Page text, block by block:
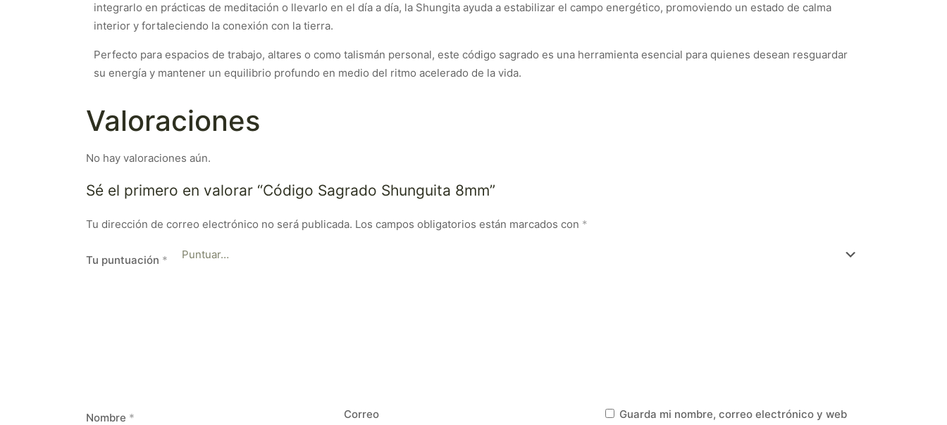
integrarlo en prácticas de meditación o llevarlo en el día a día, la Shungita ayuda a estabilizar el campo energético, promoviendo un estado de calma
interior y fortaleciendo la conexión con la tierra.
Perfecto para espacios de trabajo, altares o como talismán personal, este código sagrado es una herramienta esencial para quienes desean resguardar
su energía y mantener un equilibrio profundo en medio del ritmo acelerado de la vida.
Valoraciones
No hay valoraciones aún.
Sé el primero en valorar “Código Sagrado Shunguita 8mm”
Tu dirección de correo electrónico no será publicada. Los campos obligatorios están marcados con *
Tu puntuación *
Nombre *
Correo
Guarda mi nombre, correo electrónico y web